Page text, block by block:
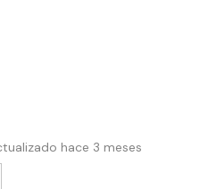
hace 3 meses